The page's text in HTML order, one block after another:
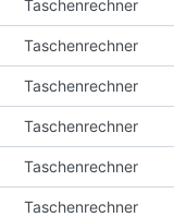
Taschenrechner
Taschenrechner
Taschenrechner
Taschenrechner
Taschenrechner
Taschenrechner